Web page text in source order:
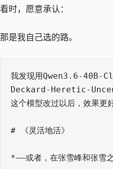
看时，愿意承认：
那是我自己选的路。
我发现用Qwen3.6-40B-
Deckard-Heretic-
这个模型改过以后，效果更
# 《灵活地活》
*——或者，在张雪峰和张雪